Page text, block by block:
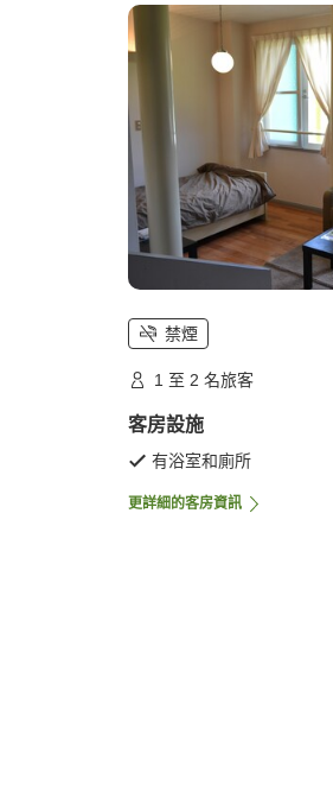
禁煙
1 至 2 名旅客
客房設施
有浴室和廁所
更詳細的客房資訊